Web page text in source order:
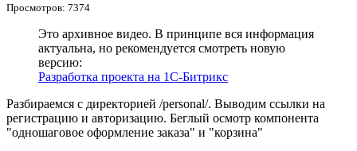
Просмотров: 7374
Это архивное видео. В принципе вся информация
актуальна, но рекомендуется смотреть новую
версию:
Разработка проекта на 1С-Битрикс
Разбираемся с директорией /personal/. Выводим ссылки на
регистрацию и авторизацию. Беглый осмотр компонента
"одношаговое оформление заказа" и "корзина"